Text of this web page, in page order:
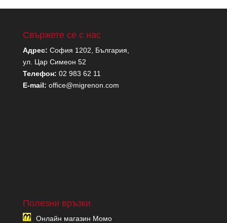
Свържете се с нас
Адрес: София 1202, България,
ул. Цар Симеон 52
Телефон: 02 983 62 11
E-mail: office@migrenon.com
Полезни връзки
Онлайн магазин Момо